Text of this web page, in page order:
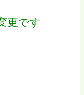
更です